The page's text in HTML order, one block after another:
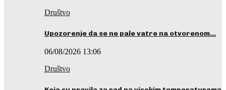
Društvo
Upozorenje da se ne pale vatre na otvorenom…
06/08/2026 13:06
Društvo